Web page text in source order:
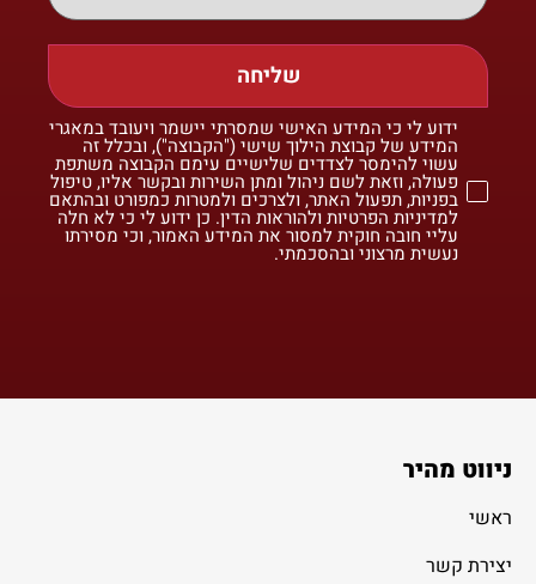
שליחה
ידוע לי כי המידע האישי שמסרתי יישמר ויעובד במאגרי
המידע של קבוצת הילוך שישי ("הקבוצה"), ובכלל זה
עשוי להימסר לצדדים שלישיים עימם הקבוצה משתפת
פעולה, וזאת לשם ניהול ומתן השירות ובקשר אליו, טיפול
בפניות, תפעול האתר, ולצרכים ולמטרות כמפורט ובהתאם
למדיניות הפרטיות ולהוראות הדין. כן ידוע לי כי לא חלה
עליי חובה חוקית למסור את המידע האמור, וכי מסירתו
נעשית מרצוני ובהסכמתי.
ניווט מהיר
ראשי
יצירת קשר